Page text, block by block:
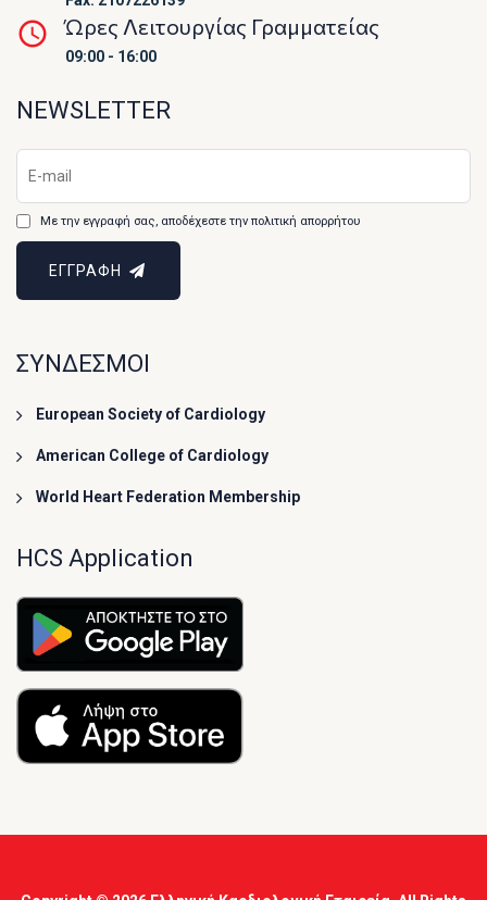
Ώρες Λειτουργίας Γραμματείας
09:00 - 16:00
NEWSLETTER
Με την εγγραφή σας, αποδέχεστε την πολιτική απορρήτου
ΕΓΓΡΑΦΗ
ΣΥΝΔΕΣΜΟΙ
European Society of Cardiology
American College of Cardiology
World Heart Federation Membership
HCS Application